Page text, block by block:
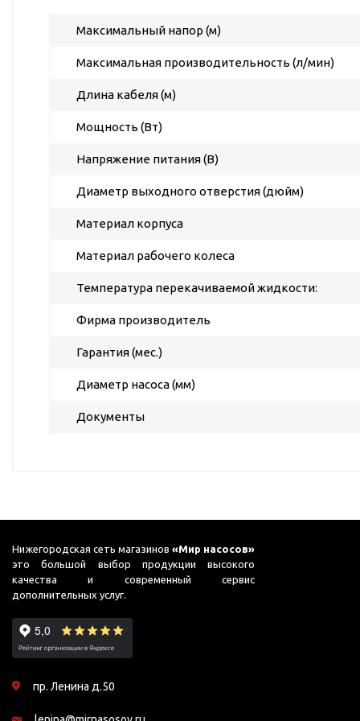
давления
насосы фланцевые
Циркуляционные
Насосы для повышения
давления
насосы для ГВС
Циркуляционные
насосы резьбовые
Колодезные насосы
Насосы для фонтана и
Фонтанные насосы
Насосы и оборудование
расширительные баки
Аренда
Оборудование для перекачивания
топлива
Насосы для перекачки
бензина
Насосы для перекачки
Максимальный напор (м)
Максимальная производительность (л/мин)
Длина кабеля (м)
Мощность (Вт)
Напряжение питания (В)
Диаметр выходного отверстия (дюйм)
Материал корпуса
Материал рабочего колеса
Температура перекачиваемой жидкости:
Фирма производитель
Гарантия (мес.)
Диаметр насоса (мм)
Документы
Нижегородская сеть магазинов«Мир насосов»
это большой выбор продукции высокого
качества и современный сервис
дополнительных услуг.
пр. Ленина д.50